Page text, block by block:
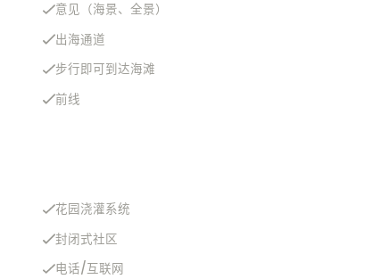
意见（海景、全景）
出海通道
步行即可到达海滩
前线
花园浇灌系统
封闭式社区
电话/互联网